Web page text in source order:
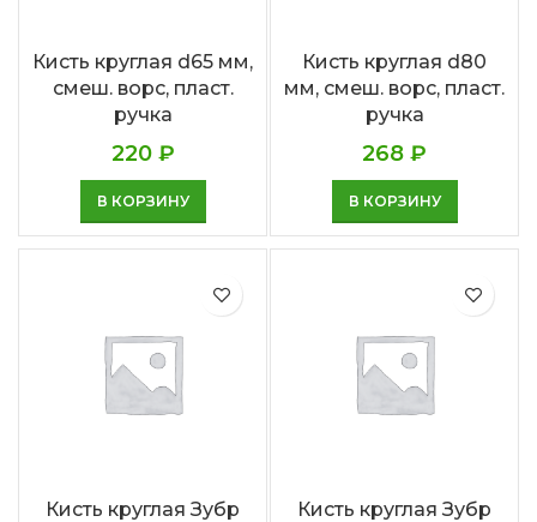
Кисть круглая d65 мм,
смеш. ворс, пласт.
ручка
220 ₽
В КОРЗИНУ
Кисть круглая d80
мм, смеш. ворс, пласт.
ручка
268 ₽
В КОРЗИНУ
Кисть круглая Зубр
Кисть круглая Зубр